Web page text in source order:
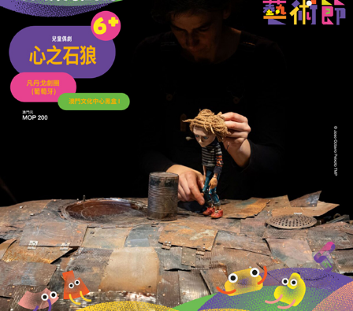
特朗普貼AI「空氣過濾牆」嘲諷加拿大